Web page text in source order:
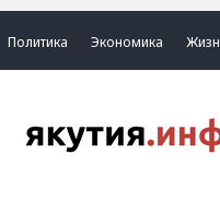
Политика Экономика